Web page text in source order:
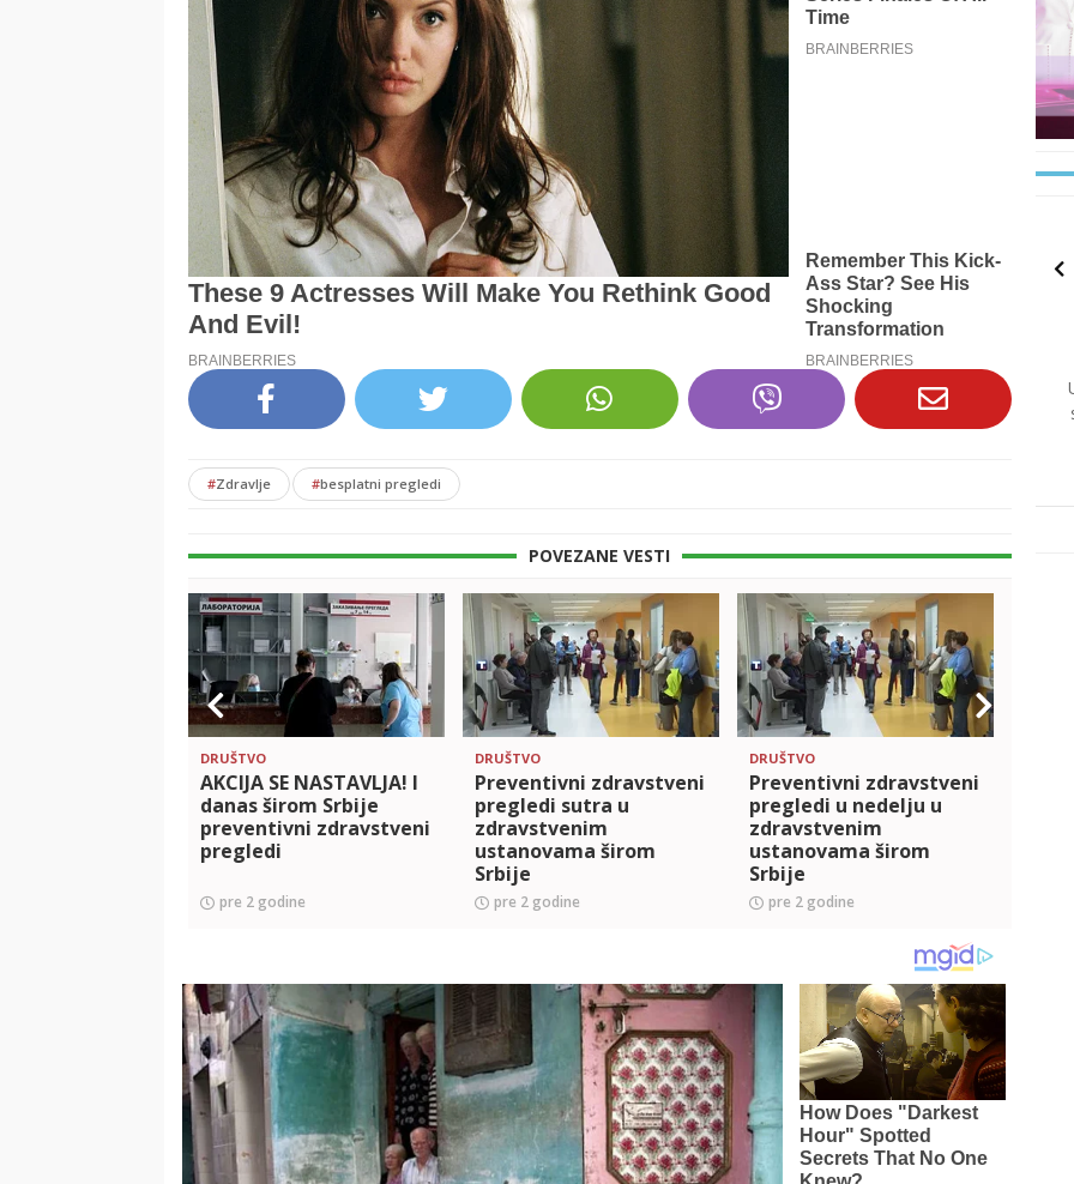
#Zdravlje #besplatni pregledi
POVEZANE VESTI
DRUŠTVO
AKCIJA SE NASTAVLJA! I
danas širom Srbije
preventivni zdravstveni
pregledi
pre 2 godine
DRUŠTVO
Preventivni zdravstveni
pregledi sutra u
zdravstvenim
ustanovama širom
Srbije
pre 2 godine
DRUŠTVO
Preventivni zdravstveni
pregledi u nedelju u
zdravstvenim
ustanovama širom
Srbije
pre 2 godine